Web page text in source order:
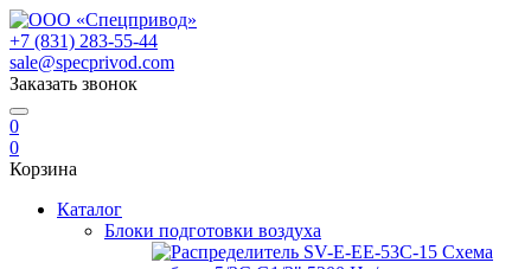
+7 (831) 283-55-44
sale@specprivod.com
Заказать звонок
0
0
Корзина
Каталог
Блоки подготовки воздуха